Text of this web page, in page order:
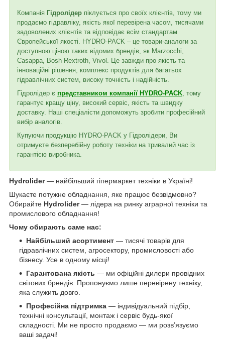
Компанія Гідролідер піклується про своїх клієнтів, тому ми
продаємо гідравліку, якість якої перевірена часом, тисячами
задоволених клієнтів та відповідає всім стандартам
Європейської якості. HYDRO-PACK – це товари-аналоги за
доступною ціною таких відомих брендів, як Marzocchi,
Casappa, Bosh Rextroth, Vivol. Це завжди про якість та
інноваційні рішення, комплекс продуктів для багатьох
гідравлічних систем, високу точність і надійність.
Гідролідер є представником компанії HYDRO-PACK, тому
гарантує кращу ціну, високий сервіс, якість та швидку
доставку. Наші спеціалісти допоможуть зробити професійний
вибір аналогів.
Купуючи продукцію HYDRO-PACK у Гідролідери, Ви
отримуєте безперебійну роботу техніки на тривалий час із
гарантією виробника.
Hydrolider— найбільший гіпермаркет техніки в Україні!
Шукаєте потужне обладнання, яке працює безвідмовно?
Обирайте Hydrolider— лідера на ринку аграрної техніки та
промислового обладнання!
Чому обирають саме нас:
Найбільший асортимент — тисячі товарів для
гідравлічних систем, агросектору, промисловості або
бізнесу. Усе в одному місці!
Гарантована якість — ми офіційні дилери провідних
світових брендів. Пропонуємо лише перевірену техніку,
яка служить довго.
Професійна підтримка — індивідуальний підбір,
технічні консультації, монтаж і сервіс будь-якої
складності. Ми не просто продаємо — ми розв’язуємо
ваші задачі!